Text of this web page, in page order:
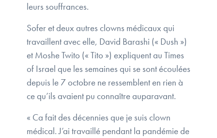
leurs souffrances.
Sofer et deux autres clowns médicaux qui
travaillent avec elle, David Barashi (« Dush »)
et Moshe Twito (« Tito ») expliquent au Times
of Israel que les semaines qui se sont écoulées
depuis le 7 octobre ne ressemblent en rien à
ce qu’ils avaient pu connaître auparavant.
« Ca fait des décennies que je suis clown
médical. J’ai travaillé pendant la pandémie de